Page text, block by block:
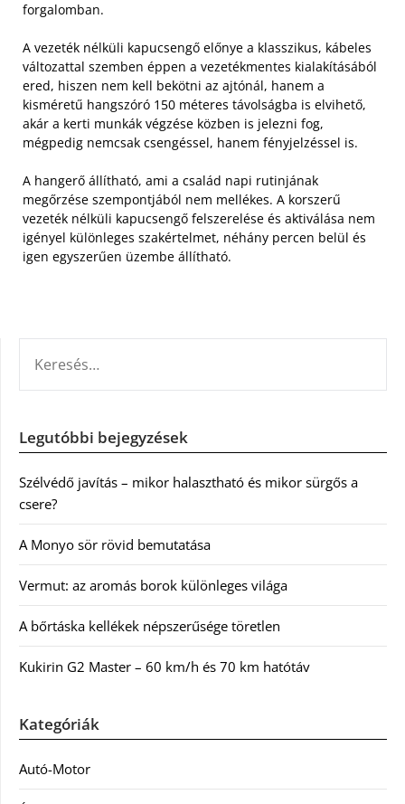
forgalomban.
A vezeték nélküli kapucsengő előnye a klasszikus, kábeles
változattal szemben éppen a vezetékmentes kialakításából
ered, hiszen nem kell bekötni az ajtónál, hanem a
kisméretű hangszóró 150 méteres távolságba is elvihető,
akár a kerti munkák végzése közben is jelezni fog,
mégpedig nemcsak csengéssel, hanem fényjelzéssel is.
A hangerő állítható, ami a család napi rutinjának
megőrzése szempontjából nem mellékes. A korszerű
vezeték nélküli kapucsengő felszerelése és aktiválása nem
igényel különleges szakértelmet, néhány percen belül és
igen egyszerűen üzembe állítható.
Legutóbbi bejegyzések
Szélvédő javítás – mikor halasztható és mikor sürgős a
csere?
A Monyo sör rövid bemutatása
Vermut: az aromás borok különleges világa
A bőrtáska kellékek népszerűsége töretlen
Kukirin G2 Master – 60 km/h és 70 km hatótáv
Kategóriák
Autó-Motor